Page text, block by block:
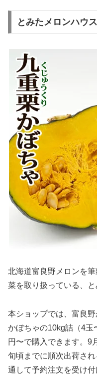
とみたメロンハウ
北海道富良野メロンを
菜を取り扱っている、と
本ショップでは、富良
かぼちゃの10kg詰（4玉
円〜で購入できます。9
旬頃までに順次出荷さ
通して予約注文を受け付